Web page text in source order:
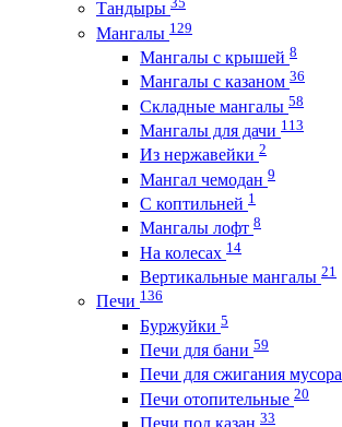
Тандыры
Мангалы 129
Мангалы с крышей 8
Мангалы с казаном 36
Складные мангалы 58
Мангалы для дачи 113
Из нержавейки 2
Мангал чемодан 9
С коптильней 1
Мангалы лофт 8
На колесах 14
Вертикальные мангалы 21
Печи 136
Буржуйки 5
Печи для бани 59
Печи для сжигания мусора
Печи отопительные 20
Печи под казан 33